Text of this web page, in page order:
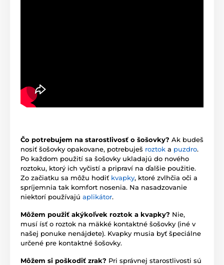
Čo potrebujem na starostlivosť o šošovky? Ak budeš
nosiť šošovky opakovane, potrebuješ roztok a puzdro.
Po každom použití sa šošovky ukladajú do nového
roztoku, ktorý ich vyčistí a pripraví na ďalšie použitie.
Zo začiatku sa môžu hodiť kvapky, ktoré zvlhčia oči a
spríjemnia tak komfort nosenia. Na nasadzovanie
niektorí používajú aplikátor.
Môžem použiť akýkoľvek roztok a kvapky? Nie,
musí ísť o roztok na mäkké kontaktné šošovky (iné v
našej ponuke nenájdete). Kvapky musia byť špeciálne
určené pre kontaktné šošovky.
Môžem si poškodiť zrak? Pri správnej starostlivosti sú